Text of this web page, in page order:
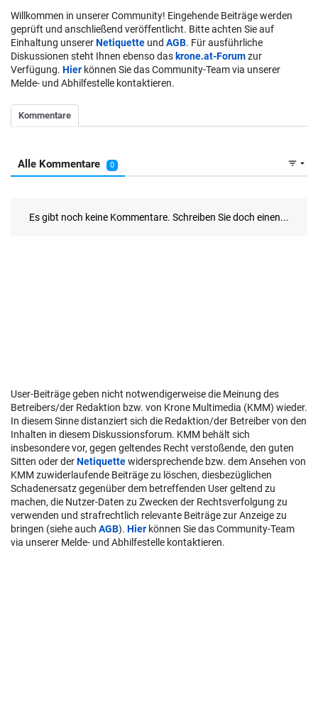
Willkommen in unserer Community! Eingehende Beiträge werden
geprüft und anschließend veröffentlicht. Bitte achten Sie auf
Einhaltung unsererNetiquette und AGB. Für ausführliche
Diskussionen steht Ihnen ebenso das krone.at-Forumzur
Verfügung. Hier können Sie das Community-Team via unserer
Melde- und Abhilfestelle kontaktieren.
User-Beiträge geben nicht notwendigerweise die Meinung des
Betreibers/der Redaktion bzw. von Krone Multimedia (KMM) wieder.
In diesem Sinne distanziert sich die Redaktion/der Betreiber von den
Inhalten in diesem Diskussionsforum. KMM behält sich
insbesondere vor, gegen geltendes Recht verstoßende, den guten
Sitten oder derNetiquettewidersprechende bzw. dem Ansehen von
KMM zuwiderlaufende Beiträge zu löschen, diesbezüglichen
Schadenersatz gegenüber dem betreffenden User geltend zu
machen, die Nutzer-Daten zu Zwecken der Rechtsverfolgung zu
verwenden und strafrechtlich relevante Beiträge zur Anzeige zu
bringen (siehe auch AGB). Hier können Sie das Community-Team
via unserer Melde- und Abhilfestelle kontaktieren.